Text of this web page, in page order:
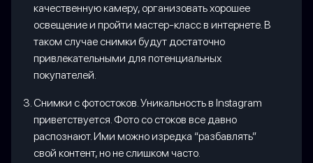
качественную камеру, организовать хорошее
освещение и пройти мастер-класс в интернете. В
таком случае снимки будут достаточно
привлекательными для потенциальных
покупателей.
Снимки с фотостоков. Уникальность в Instagram
приветствуется. Фото со стоков все давно
распознают. Ими можно изредка “разбавлять”
свой контент, но не слишком часто.